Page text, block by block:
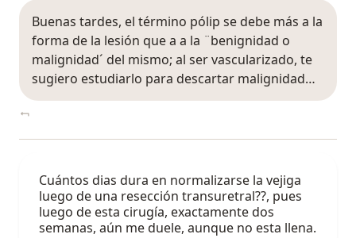
Buenas tardes, el término pólip se debe más a la
forma de la lesión que a a la ¨benignidad o
malignidad´ del mismo; al ser vascularizado, te
sugiero estudiarlo para descartar malignidad…
Cuántos dias dura en normalizarse la vejiga
luego de una resección transuretral??, pues
luego de esta cirugía, exactamente dos
semanas, aún me duele, aunque no esta llena.